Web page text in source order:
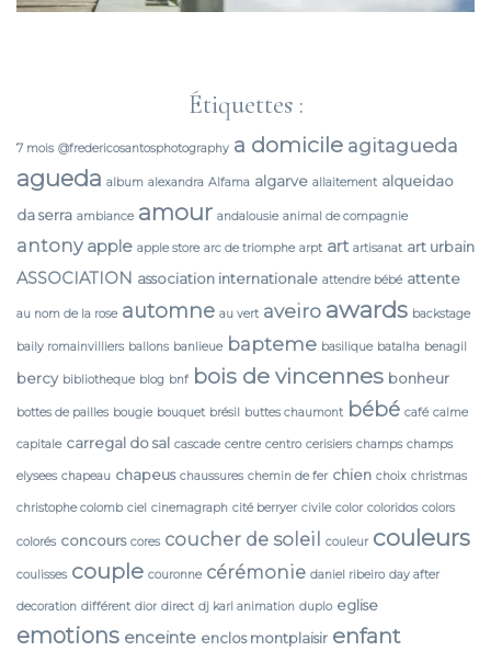
Étiquettes :
7 mois @fredericosantosphotography a domicile agitagueda
agueda album alexandra Alfama algarve allaitement alqueidao
da serra ambiance amour andalousie animal de compagnie
antony apple apple store arc de triomphe arpt art artisanat art urbain
ASSOCIATION association internationale attendre bébé attente
au nom de la rose automne au vert aveiro awards backstage
baily romainvilliers ballons banlieue bapteme basilique batalha benagil
bercy bibliotheque blog bnf bois de vincennes bonheur
bottes de pailles bougie bouquet brésil buttes chaumont bébé café calme
capitale carregal do sal cascade centre centro cerisiers champs champs
elysees chapeau chapeus chaussures chemin de fer chien choix christmas
christophe colomb ciel cinemagraph cité berryer civile color coloridos colors
colorés concours cores coucher de soleil couleur couleurs
coulisses couple couronne cérémonie daniel ribeiro day after
decoration différent dior direct dj karl animation duplo eglise
emotions enceinte enclos montplaisir enfant